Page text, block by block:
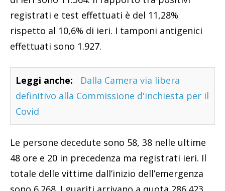
registrati e test effettuati è del 11,28%
rispetto al 10,6% di ieri. I tamponi antigenici
effettuati sono 1.927.
Leggi anche:
Dalla Camera via libera
definitivo alla Commissione d'inchiesta per il
Covid
Le persone decedute sono 58, 38 nelle ultime
48 ore e 20 in precedenza ma registrati ieri. Il
totale delle vittime dall’inizio dell’emergenza